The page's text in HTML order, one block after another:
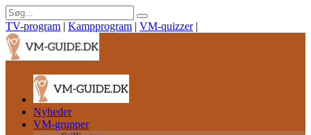
TV-program | Kampprogram | VM-quizzer |
Nyheder
VM-grupper